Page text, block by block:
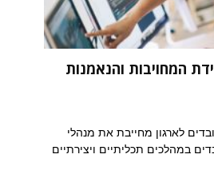
המחויבות והנאמנות
לארגון מחייבת את מנהלי
במהלכים תכליתיים ויצירתיים